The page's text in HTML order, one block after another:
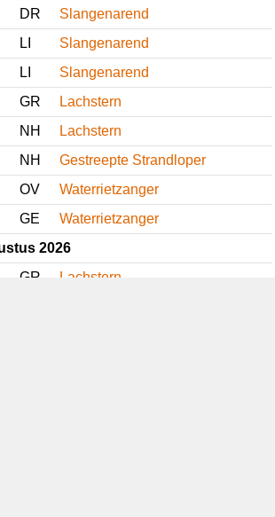
DR
Slangenarend
LI
Slangenarend
LI
Slangenarend
GR
Lachstern
NH
Lachstern
NH
Gestreepte Strandloper
OV
Waterrietzanger
GE
Waterrietzanger
2026
GR
Lachstern